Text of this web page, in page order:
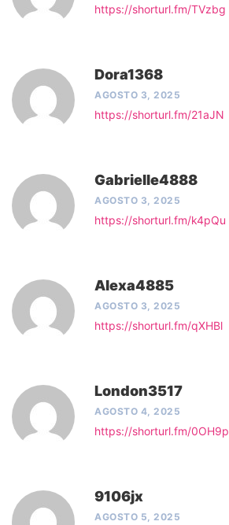
https://shorturl.fm/TVzbg
Dora1368
AGOSTO 3, 2025
https://shorturl.fm/21aJN
Gabrielle4888
AGOSTO 3, 2025
https://shorturl.fm/k4pQu
Alexa4885
AGOSTO 3, 2025
https://shorturl.fm/qXHBl
London3517
AGOSTO 4, 2025
https://shorturl.fm/0OH9p
9106jx
AGOSTO 5, 2025